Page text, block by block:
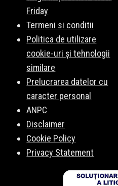
Friday
Termeni si conditii
Politica de utilizare
cookie-uri și tehnologii
similare
Prelucrarea datelor cu
caracter personal
ANPC
Disclaimer
Cookie Policy
Privacy Statement